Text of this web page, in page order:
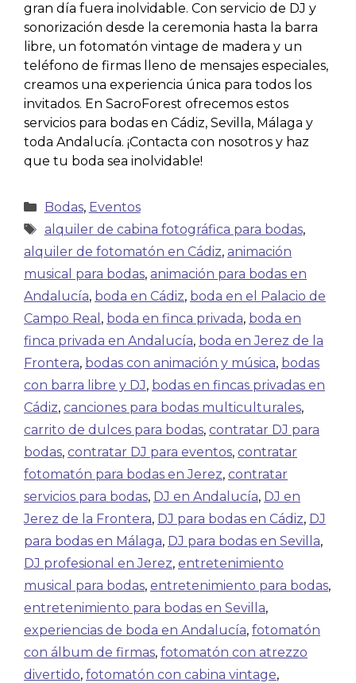
gran día fuera inolvidable. Con servicio de DJ y
sonorización desde la ceremonia hasta la barra
libre, un fotomatón vintage de madera y un
teléfono de firmas lleno de mensajes especiales,
creamos una experiencia única para todos los
invitados. En SacroForest ofrecemos estos
servicios para bodas en Cádiz, Sevilla, Málaga y
toda Andalucía. ¡Contacta con nosotros y haz
que tu boda sea inolvidable!
Bodas, Eventos
alquiler de cabina fotográfica para bodas,
alquiler de fotomatón en Cádiz, animación
musical para bodas, animación para bodas en
Andalucía, boda en Cádiz, boda en el Palacio de
Campo Real , boda en finca privada, boda en
finca privada en Andalucía, boda en Jerez de la
Frontera, bodas con animación y música, bodas
con barra libre y DJ, bodas en fincas privadas en
Cádiz, canciones para bodas multiculturales,
carrito de dulces para bodas, contratar DJ para
bodas, contratar DJ para eventos, contratar
fotomatón para bodas en Jerez, contratar
servicios para bodas, DJ en Andalucía, DJ en
Jerez de la Frontera, DJ para bodas en Cádiz, DJ
para bodas en Málaga, DJ para bodas en Sevilla,
DJ profesional en Jerez, entretenimiento
musical para bodas, entretenimiento para bodas,
entretenimiento para bodas en Sevilla,
experiencias de boda en Andalucía, fotomatón
con álbum de firmas, fotomatón con atrezzo
divertido, fotomatón con cabina vintage,